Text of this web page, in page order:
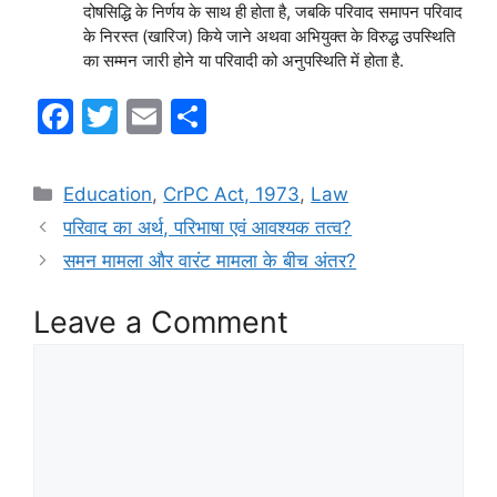
दोषसिद्धि के निर्णय के साथ ही होता है, जबकि परिवाद समापन परिवाद
के निरस्त (खारिज) किये जाने अथवा अभियुक्त के विरुद्ध उपस्थिति
का सम्मन जारी होने या परिवादी को अनुपस्थिति में होता है.
F
c
e
b
o
T
itt
er
E
ai
l
ar
e
Categories
Education, CrPC Act, 1973, Law
परिवाद का अर्थ, परिभाषा एवं आवश्यक तत्व?
समन मामला और वारंट मामला के बीच अंतर?
Leave a Comment